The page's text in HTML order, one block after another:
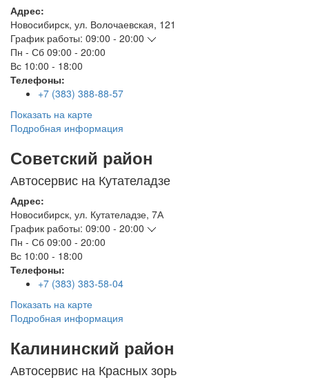
Адрес:
Новосибирск, ул. Волочаевская, 121
График работы: 09:00 - 20:00
Пн - Сб 09:00 - 20:00
Вс 10:00 - 18:00
Телефоны:
+7 (383) 388-88-57
Показать на карте
Подробная информация
Советский район
Автосервис на Кутателадзе
Адрес:
Новосибирск, ул. Кутателадзе, 7А
График работы: 09:00 - 20:00
Пн - Сб 09:00 - 20:00
Вс 10:00 - 18:00
Телефоны:
+7 (383) 383-58-04
Показать на карте
Подробная информация
Калининский район
Автосервис на Красных зорь